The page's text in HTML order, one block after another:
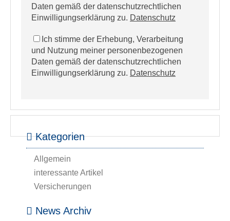
Daten gemäß der datenschutzrechtlichen
Einwilligungserklärung zu. Datenschutz
Ich stimme der Erhebung, Verarbeitung
und Nutzung meiner personenbezogenen
Daten gemäß der datenschutzrechtlichen
Einwilligungserklärung zu. Datenschutz
Kategorien
Allgemein
interessante Artikel
Versicherungen
News Archiv